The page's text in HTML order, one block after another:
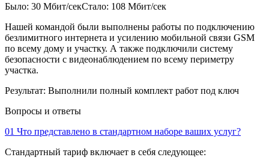
Было: 30 Мбит/секСтало: 108 Мбит/сек
Нашей командой были выполнены работы по подключению
безлимитного интернета и усилению мобильной связи GSM
по всему дому и участку. А также подключили систему
безопасности с видеонаблюдением по всему периметру
участка.
Результат: Выполнили полный комплект работ под ключ
Вопросы и ответы
01 Что представлено в стандартном наборе ваших услуг?
Стандартный тариф включает в себя следующее: